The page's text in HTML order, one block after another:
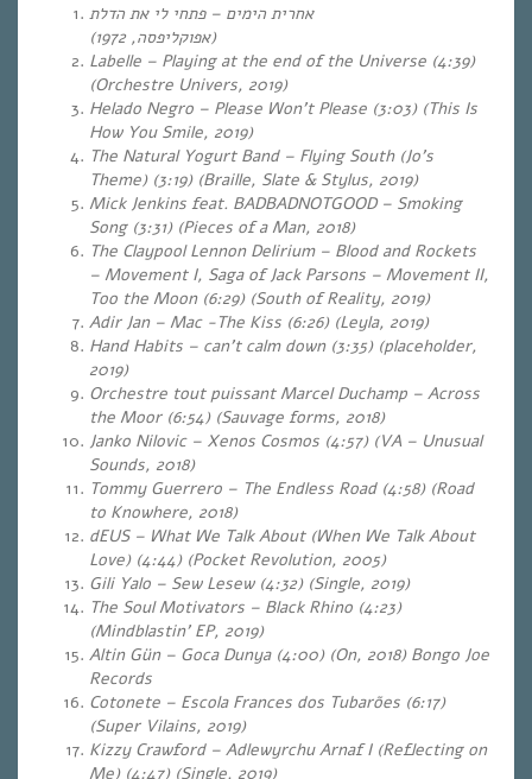
אחרית הימים – פתחי לי את הדלת
(אפוקליפסה, 1972)
Labelle – Playing at the end of the Universe (4:39)
(Orchestre Univers, 2019)
Helado Negro – Please Won’t Please (3:03) (This Is
How You Smile, 2019)
The Natural Yogurt Band – Flying South (Jo’s
Theme) (3:19) (Braille, Slate & Stylus, 2019)
Mick Jenkins feat. BADBADNOTGOOD – Smoking
Song (3:31) (Pieces of a Man, 2018)
The Claypool Lennon Delirium – Blood and Rockets
– Movement I, Saga of Jack Parsons – Movement II,
Too the Moon (6:29) (South of Reality, 2019)
Adir Jan – Mac -The Kiss (6:26) (Leyla, 2019)
Hand Habits – can’t calm down (3:35) (placeholder,
2019)
Orchestre tout puissant Marcel Duchamp – Across
the Moor (6:54) (Sauvage forms, 2018)
Janko Nilovic – Xenos Cosmos (4:57) (VA – Unusual
Sounds, 2018)
Tommy Guerrero – The Endless Road (4:58) (Road
to Knowhere, 2018)
dEUS – What We Talk About (When We Talk About
Love) (4:44) (Pocket Revolution, 2005)
Gili Yalo – Sew Lesew (4:32) (Single, 2019)
The Soul Motivators – Black Rhino (4:23)
(Mindblastin’ EP, 2019)
Altin Gün – Goca Dunya (4:00) (On, 2018) Bongo Joe
Records
Cotonete – Escola Frances dos Tubarões (6:17)
(Super Vilains, 2019)
Kizzy Crawford – Adlewyrchu Arnaf I (Reflecting on
Me) (4:47) (Single, 2019)